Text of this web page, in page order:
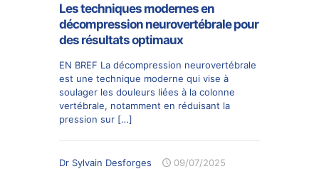
Les techniques modernes en
décompression neurovertébrale pour
des résultats optimaux
EN BREF La décompression neurovertébrale
est une technique moderne qui vise à
soulager les douleurs liées à la colonne
vertébrale, notamment en réduisant la
pression sur […]
Dr Sylvain Desforges 09/07/2025